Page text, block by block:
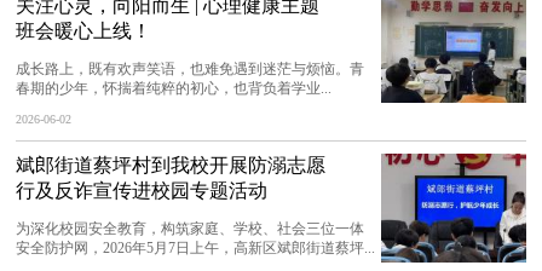
关注心灵，向阳而生 | 心理健康主题
班会暖心上线！
成长路上，既有欢声笑语，也难免遇到迷茫与烦恼。青
春期的少年，怀揣着纯粹的初心，也背负着学业...
2026-06-02
斌郎街道蔡坪村到我校开展防溺志愿
行及反诈宣传进校园专题活动
为深化校园安全教育，构筑家庭、学校、社会三位一体
安全防护网，2026年5月7日上午，高新区斌郎街道蔡坪...